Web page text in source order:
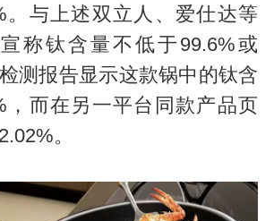
。与上述双立人、爱仕达等
称钛含量不低于99.6%或
测报告显示这款锅中的钛含
，而在另一平台同款产品页
。